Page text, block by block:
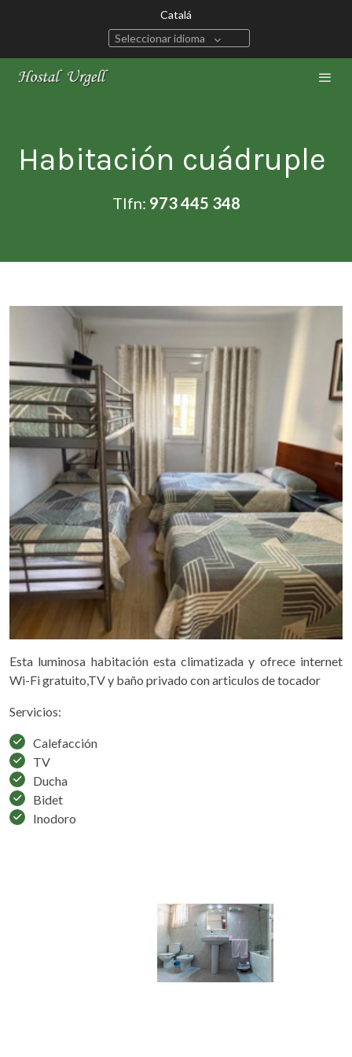
Catalá
Seleccionar idioma
Habitación cuádruple
Tlfn: 973 445 348
Esta luminosa habitación esta climatizada y ofrece internet
Wi-Fi gratuito,TV y baño privado con articulos de tocador
Servicios:
Calefacción
TV
Ducha
Bidet
Inodoro